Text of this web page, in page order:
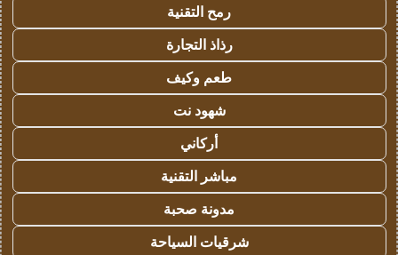
رمح التقنية
رذاذ التجارة
طعم وكيف
شهود نت
أركاني
مباشر التقنية
مدونة صحبة
شرقيات السياحة